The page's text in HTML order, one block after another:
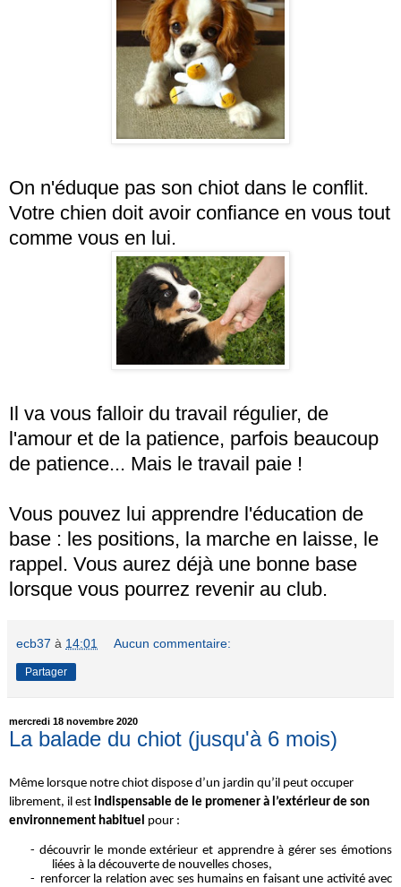
On n'éduque pas son chiot dans le conflit.
Votre chien doit avoir confiance en vous tout
comme vous en lui.
Il va vous falloir du travail régulier, de
l'amour et de la patience, parfois beaucoup
de patience... Mais le travail paie !
Vous pouvez lui apprendre l'éducation de
base : les positions, la marche en laisse, le
rappel. Vous aurez déjà une bonne base
lorsque vous pourrez revenir au club.
ecb37 à 14:01 Aucun commentaire:
Partager
mercredi 18 novembre 2020
La balade du chiot (jusqu'à 6 mois)
Même lorsque notre chiot dispose d’un jardin qu’il peut occuper
librement, il est indispensable de le promener à l’extérieur de son
environnement habituel pour :
- découvrir le monde extérieur et apprendre à gérer ses émotions
liées à la découverte de nouvelles choses,
- renforcer la relation avec ses humains en faisant une activité avec